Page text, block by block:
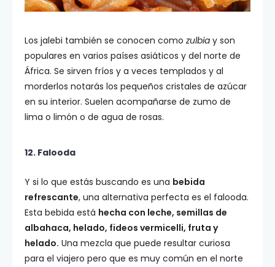
Los jalebi también se conocen como zulbia y son
populares en varios países asiáticos y del norte de
África. Se sirven fríos y a veces templados y al
morderlos notarás los pequeños cristales de azúcar
en su interior. Suelen acompañarse de zumo de
lima o limón o de agua de rosas.
12. Falooda
Y si lo que estás buscando es una bebida
refrescante, una alternativa perfecta es el falooda.
Esta bebida está hecha con leche, semillas de
albahaca, helado, fideos vermicelli, fruta y
helado. Una mezcla que puede resultar curiosa
para el viajero pero que es muy común en el norte